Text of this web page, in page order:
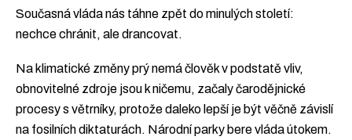
Současná vláda nás táhne zpět do minulých století:
nechce chránit, ale drancovat.
Na klimatické změny prý nemá člověk v podstatě vliv,
obnovitelné zdroje jsou k ničemu, začaly čarodějnické
procesy s větrníky, protože daleko lepší je být věčně závislí
na fosilních diktaturách. Národní parky bere vláda útokem.